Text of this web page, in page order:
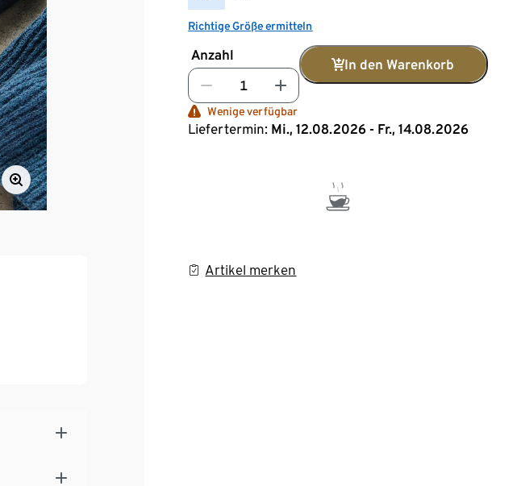
Richtige Größe ermitteln
Anzahl
In den Warenkorb
Wenige verfügbar
Liefertermin: Mi., 12.08.2026 - Fr., 14.08.2026
Artikel merken